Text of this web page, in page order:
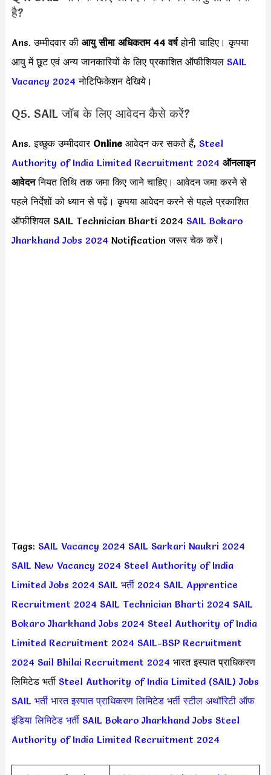
है?
Ans. उम्मीदवार की आयु सीमा अधिकतम 44 वर्षहोनी चाहिए। कृपया
आयु में छूट एवं अन्य जानकारियों के लिए प्रकाशित ऑफीशियल SAIL
Vacancy 2024 नोटिफिकेशन देखिये।
Q5. SAIL जॉब के लिए आवेदन कैसे करें?
Ans. इच्छुक उम्मीदवार Online आवेदन कर सकते हैं, Steel
Authority of India Limited Recruitment 2024 ऑनलाइन
आवेदननियत तिथि तक जमा किए जाने चाहिए। आवेदन जमा करने से
पहले निर्देशों को ध्यान से पढ़ें। कृपया आवेदन करने से पहले प्रकाशित
ऑफीशियल SAIL Technician Bharti 2024 SAIL Bokaro
Jharkhand Jobs 2024 Notification जरूर चेक करें।
Tags: SAIL Vacancy 2024 SAIL Sarkari Naukri 2024
SAIL New Vacancy 2024 Steel Authority of India
Limited Jobs 2024 SAIL भर्ती 2024 SAIL Apprentice
Recruitment 2024 SAIL Technician Bharti 2024 SAIL
Bokaro Jharkhand Jobs 2024 Steel Authority of India
Limited Recruitment 2024 SAIL-BSP Recruitment
2024 Sail Bhilai Recruitment 2024 भारत इस्पात प्राधिकरण
लिमिटेड भर्ती Steel Authority of India Limited (SAIL) Jobs
SAIL भर्ती भारत इस्पात प्राधिकरण लिमिटेड भर्ती स्टील अथॉरिटी ऑफ
इंडिया लिमिटेड भर्ती SAIL Bokaro Jharkhand Jobs Steel
Authority of India Limited Recruitment 2024